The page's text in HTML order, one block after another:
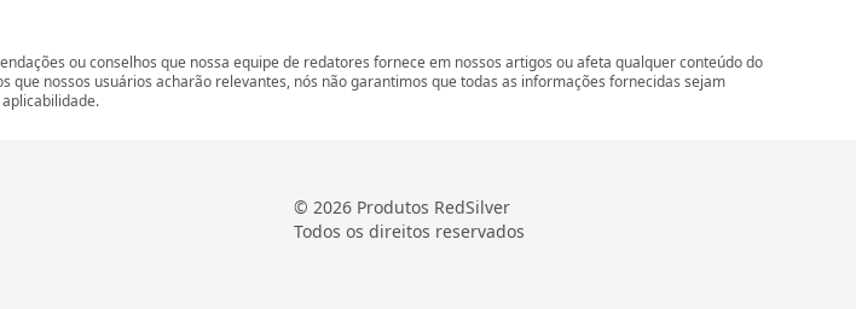
ou conselhos que nossa equipe de redatores fornece em nossos artigos ou afeta qualquer conteúdo do
nossos usuários acharão relevantes, nós não garantimos que todas as informações fornecidas sejam
© 2026 Produtos RedSilver
Todos os direitos reservados